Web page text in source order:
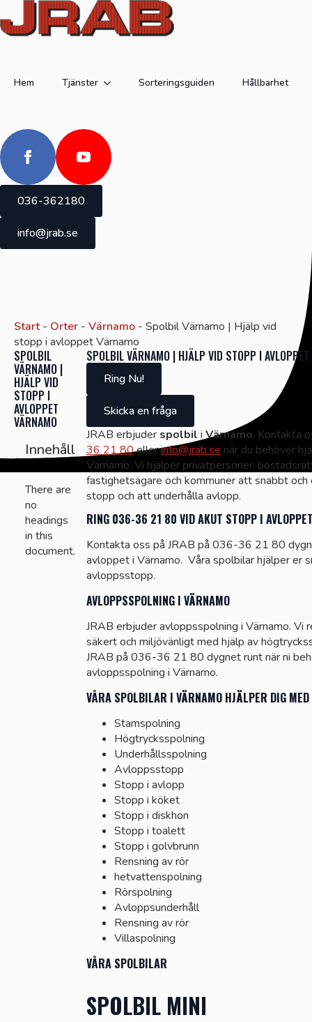
Hem Tjänster Sorteringsguiden Hållbarhet
036-362180
info@jrab.se
Start- Orter - Värnamo - Spolbil Värnamo | Hjälp vid
stopp i avloppet Värnamo
SPOLBIL
VÄRNAMO |
HJÄLP VID
STOPP I
AVLOPPET
VÄRNAMO
Innehåll
There are
no
headings
in this
document.
SPOLBIL VÄRNAMO | HJÄLP VID STOPP I
Ring Nu!
Skicka en fråga
JRAB erbjuder spolbil i Värnamo. Kontakta
36 21 80ellerinfo@jrab.se när du behöver
Värnamo. Vi hjälper privatpersoner,
fastighetsägare och kommuner att snabbt
stopp och att underhålla avlopp.
RING 036-36 21 80 VID AKUT STOPP I
Kontakta oss på JRAB på 036-36 21 80
avloppet i Värnamo. Våra spolbilar hjälper er
avloppsstopp.
AVLOPPSSPOLNING I VÄRNAMO
JRAB erbjuder avloppsspolning i Värnamo. Vi
säkert och miljövänligt med hjälp av
JRAB på 036-36 21 80 dygnet runt när ni
avloppsspolning i Värnamo.
VÅRA SPOLBILAR I VÄRNAMO HJÄLPER DIG MED
Stamspolning
Högtrycksspolning
Underhållsspolning
Avloppsstopp
Stopp i avlopp
Stopp i köket
Stopp i diskhon
Stopp i toalett
Stopp i golvbrunn
Rensning av rör
hetvattenspolning
Rörspolning
Avloppsunderhåll
Rensning av rör
Villaspolning
VÅRA SPOLBILAR
SPOLBIL MINI